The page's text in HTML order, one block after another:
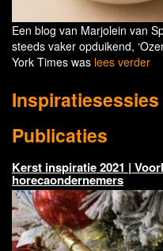
Een blog van Marjolein van
steeds vaker opduikend,
York Times was lees verder
Inspiratiesessies
Publicaties
Kerst inspiratie 2021 |
horecaondernemers